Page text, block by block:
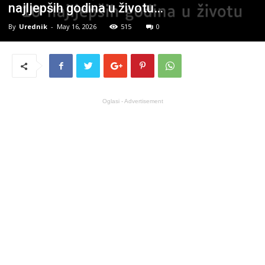
najljepših godina u životu…
By Urednik - May 16, 2026 515 0
Oglasi - Advertisement